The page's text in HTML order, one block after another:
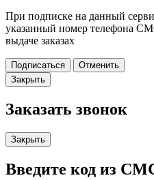
При подписке на данный
указанный номер телефона
выдаче заказах
Подписаться
Отменить
Закрыть
Заказать звонок
Закрыть
Введите код из